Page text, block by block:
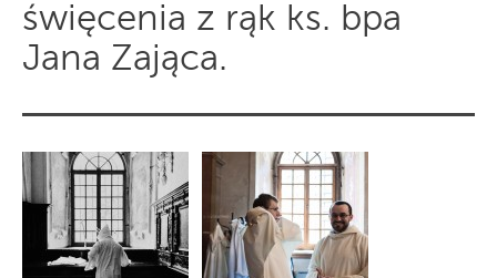
święcenia z rąk ks. bpa
Jana Zająca.